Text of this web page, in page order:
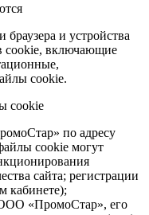
и устройства
cookie, включающие
cookie.
cookie
по адресу
cookie могут
сайта; регистрации
кабинете);
«ПромоСтар», его